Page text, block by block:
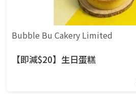
Bubble Bu Cakery Limited
【即減$20】生日蛋糕